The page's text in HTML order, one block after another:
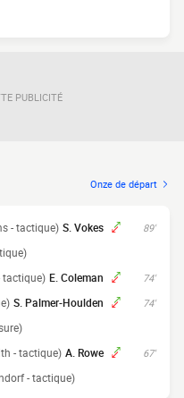
PUBLICITÉ
Onze de départ
89'
S. Vokes
- tactique)
74'
E. Coleman
tactique)
74'
S. Palmer-Houlden
67'
A. Rowe
- tactique)
- tactique)